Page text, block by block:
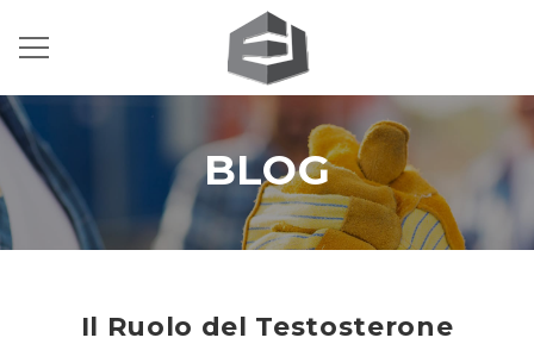
BLOG
Il Ruolo del Testosterone